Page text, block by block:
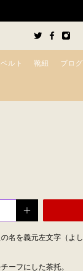
ベルト 靴紐 ブログ
名を義元左文字（よ
ーフにした茶托。